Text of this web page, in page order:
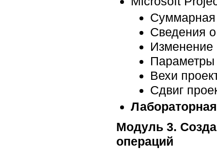
Суммарная
Сведения
Изменение
Вехи
Сдвиг
Модуль 3.
операций